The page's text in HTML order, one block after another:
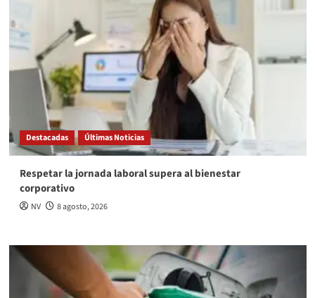
Destacadas Últimas Noticias
Respetar la jornada laboral supera al bienestar
corporativo
NV 8 agosto, 2026